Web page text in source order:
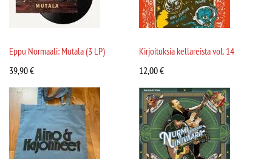
Eppu Normaali: Mutala (3 LP)
39,90€
Kirjoituksia kellareista vol. 14
12,00€